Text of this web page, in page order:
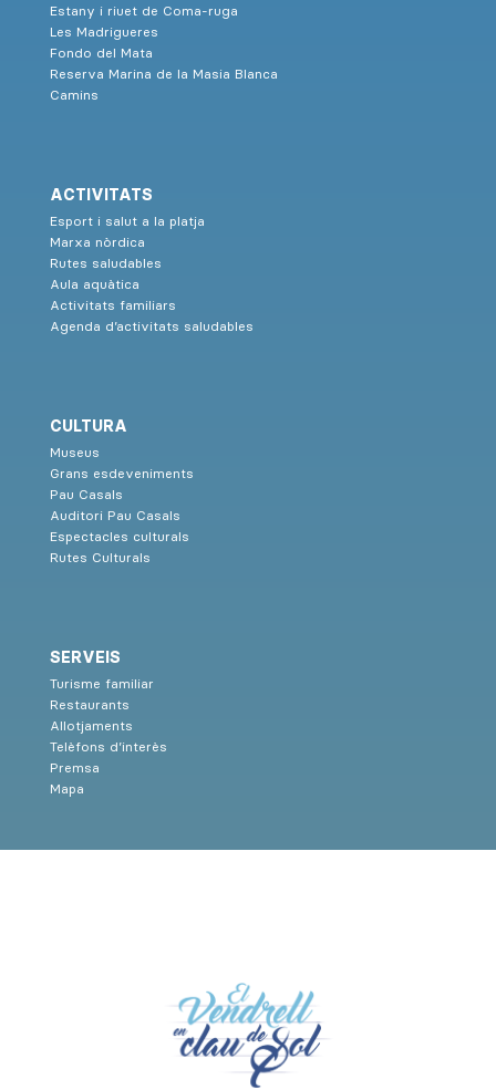
Estany i riuet de Coma-ruga
Les Madrigueres
Fondo del Mata
Reserva Marina de la Masia Blanca
Camins
ACTIVITATS
Esport i salut a la platja
Marxa nòrdica
Rutes saludables
Aula aquàtica
Activitats familiars
Agenda d’activitats saludables
CULTURA
Museus
Grans esdeveniments
Pau Casals
Auditori Pau Casals
Espectacles culturals
Rutes Culturals
SERVEIS
Turisme familiar
Restaurants
Allotjaments
Telèfons d’interès
Premsa
Mapa